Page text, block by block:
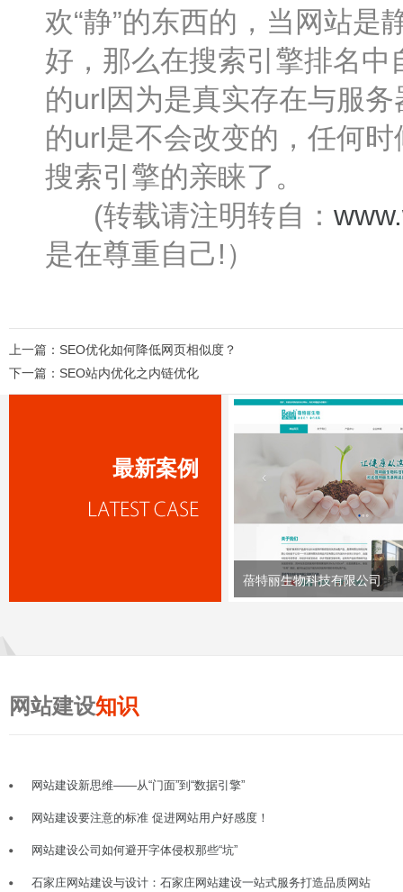
欢“静”的东西的，当网站
好，那么在搜索引擎排名
的url因为是真实存在与服
的url是不会改变的，任何
搜索引擎的亲睐了。
(转载请注明转自：
是在尊重自己!）
上一篇： SEO优化如何降低网页相似度？
下一篇： SEO站内优化之内链优化
最新案例
蓓特丽生物科技有限公司
网站建设知识
网站建设新思维——从“门面”到“数据引擎”
网站建设要注意的标准 促进网站用户好感度！
网站建设公司如何避开字体侵权那些“坑”
石家庄网站建设与设计：石家庄网站建设一站式服务打造品质网站